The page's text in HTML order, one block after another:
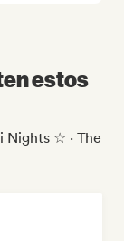
estos
Nights ☆ · The